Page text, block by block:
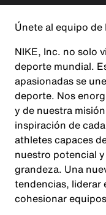
Únete al equipo de
NIKE, Inc. no solo
deporte mundial.
apasionadas se
deporte. Nos
y de nuestra
inspiración de
athletes capaces
nuestro potencial
grandeza. Una
tendencias, liderar
cohesionar